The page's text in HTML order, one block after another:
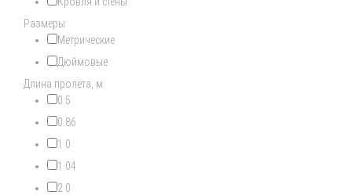
Размеры:
Метрические
Дюймовые
Длина пролета, м:
0.5
0.86
1.0
1.04
2.0